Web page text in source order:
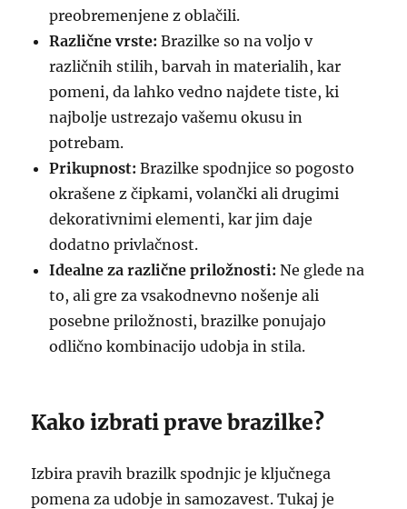
preobremenjene z oblačili.
Različne vrste: Brazilke so na voljo v
različnih stilih, barvah in materialih, kar
pomeni, da lahko vedno najdete tiste, ki
najbolje ustrezajo vašemu okusu in
potrebam.
Prikupnost: Brazilke spodnjice so pogosto
okrašene z čipkami, volančki ali drugimi
dekorativnimi elementi, kar jim daje
dodatno privlačnost.
Idealne za različne priložnosti: Ne glede na
to, ali gre za vsakodnevno nošenje ali
posebne priložnosti, brazilke ponujajo
odlično kombinacijo udobja in stila.
Kako izbrati prave brazilke?
Izbira pravih brazilk spodnjic je ključnega
pomena za udobje in samozavest. Tukaj je